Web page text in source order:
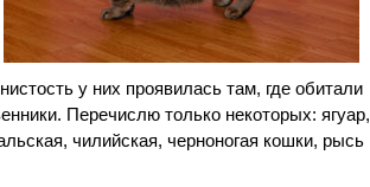
у них проявилась там, где обитали
Перечислю только некоторых: ягуар,
чилийская, черноногая кошки, рысь